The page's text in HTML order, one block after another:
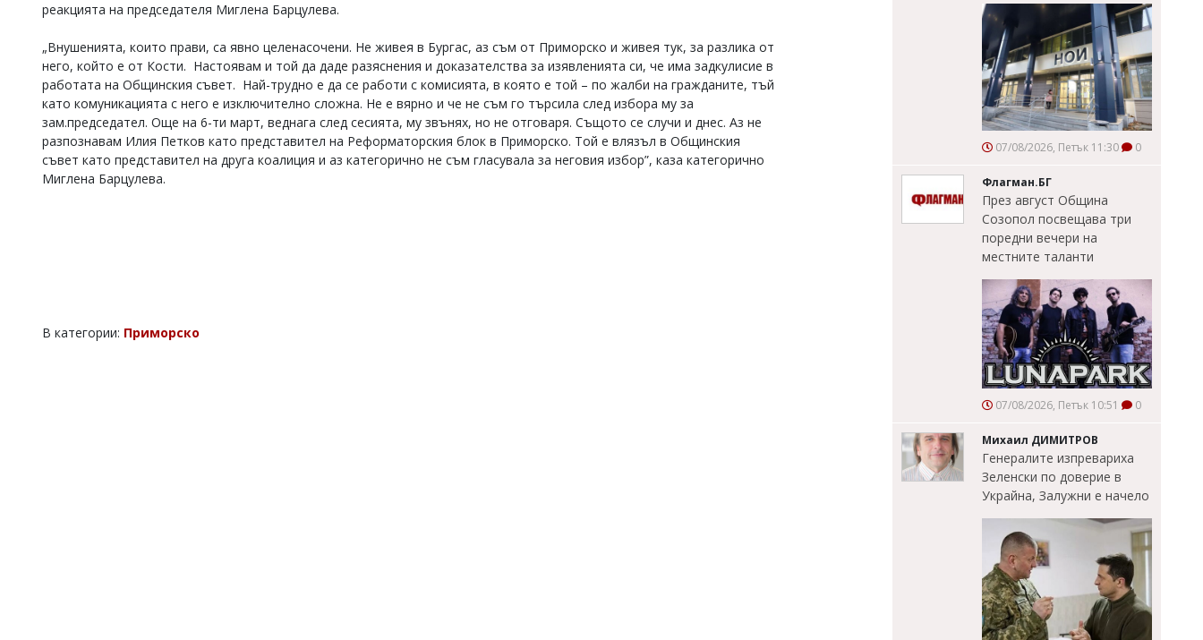
читателите
редакцията
отговорност
откриете
обиден
реакцията на председателя Миглена Барцулева.
„Внушенията, които прави, са явно целенасочени. Не живея в Бургас, аз съм от Приморско и живея тук, за разлика от
него, който е от Кости. Настоявам и той да даде разяснения и доказателства за изявленията си, че има задкулисие в
работата на Общинския съвет. Най-трудно е да се работи с комисията, в която е той – по жалби на гражданите, тъй
като комуникацията с него е изключително сложна. Не е вярно и че не съм го търсила след избора му за
зам.председател. Още на 6-ти март, веднага след сесията, му звънях, но не отговаря. Същото се случи и днес. Аз не
разпознавам Илия Петков като представител на Реформаторския блок в Приморско. Той е влязъл в Общинския
съвет като представител на друга коалиция и аз категорично не съм гласувала за неговия избор”, каза категорично
Миглена Барцулева.
В категории: Приморско
07/08/2026, Петък 11:30 0
Флагман.БГ
През август Община
Созопол посвещава три
поредни вечери на
местните таланти
07/08/2026, Петък 10:51 0
Михаил ДИМИТРОВ
Генералите изпревариха
Зеленски по доверие в
Украйна, Залужни е начело